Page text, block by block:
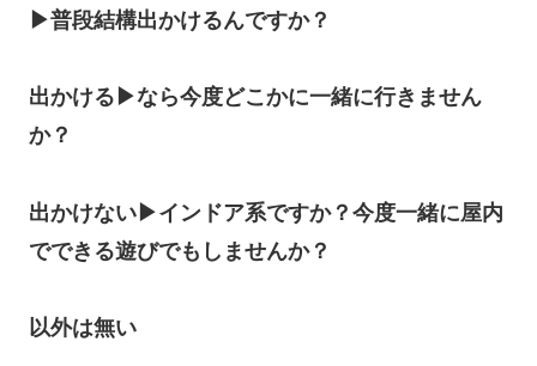
▶普段結構出かけるんですか？
出かける▶なら今度どこかに一緒に行きません
か？
出かけない▶インドア系ですか？今度一緒に屋内
でできる遊びでもしませんか？
以外は無い